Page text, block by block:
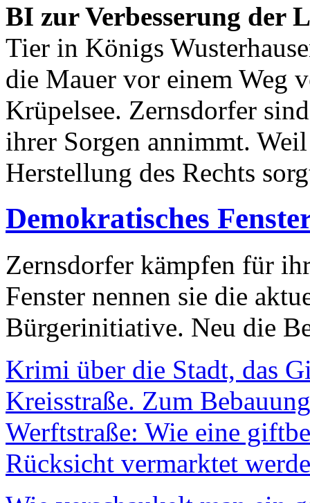
BI zur Verbesserung der
Tier in Königs
die Mauer vor einem Weg
Krüpelsee. Zernsdorfer
ihrer Sorgen annimmt.
Herstellung des Rechts
Demokratisches
Zernsdorfer kämpfen für
Fenster nennen sie die
Bürgerinitiative. Neu die
Krimi über die Stadt, das
Kreisstraße. Zum
Werftstraße: Wie eine
Rücksicht vermarktet